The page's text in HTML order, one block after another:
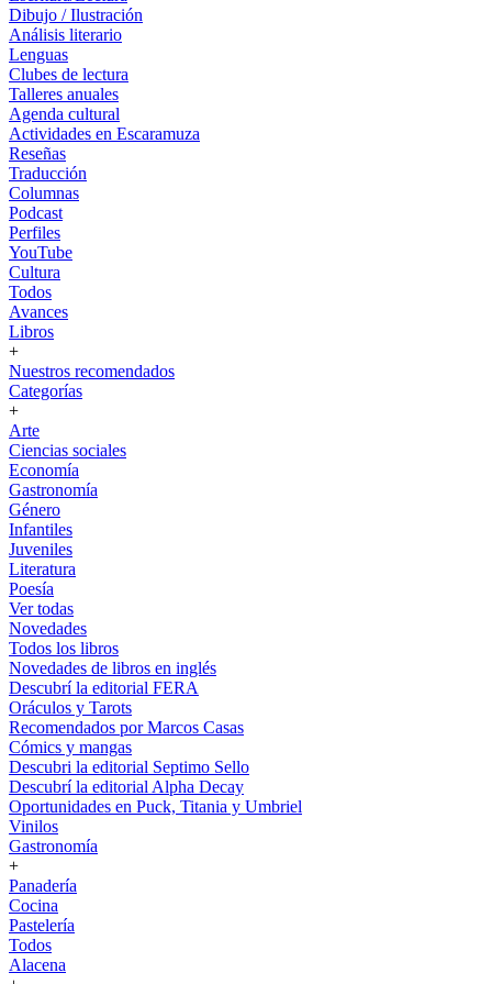
Dibujo / Ilustración
Análisis literario
Lenguas
Clubes de lectura
Talleres anuales
Agenda cultural
Actividades en Escaramuza
Reseñas
Traducción
Columnas
Podcast
Perfiles
YouTube
Cultura
Todos
Avances
Libros
+
Nuestros recomendados
Categorías
+
Arte
Ciencias sociales
Economía
Gastronomía
Género
Infantiles
Juveniles
Literatura
Poesía
Ver todas
Novedades
Todos los libros
Novedades de libros en inglés
Descubrí la editorial FERA
Oráculos y Tarots
Recomendados por Marcos Casas
Cómics y mangas
Descubri la editorial Septimo Sello
Descubrí la editorial Alpha Decay
Oportunidades en Puck, Titania y Umbriel
Vinilos
Gastronomía
+
Panadería
Cocina
Pastelería
Todos
Alacena